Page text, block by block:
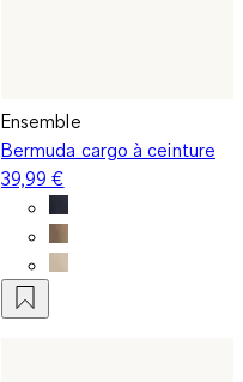
Ensemble
Bermuda cargo à ceinture
39,99 €